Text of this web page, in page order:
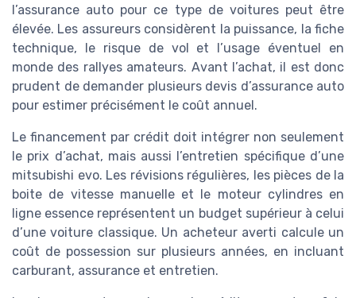
l’assurance auto pour ce type de voitures peut être
élevée. Les assureurs considèrent la puissance, la fiche
technique, le risque de vol et l’usage éventuel en
monde des rallyes amateurs. Avant l’achat, il est donc
prudent de demander plusieurs devis d’assurance auto
pour estimer précisément le coût annuel.
Le financement par crédit doit intégrer non seulement
le prix d’achat, mais aussi l’entretien spécifique d’une
mitsubishi evo. Les révisions régulières, les pièces de la
boite de vitesse manuelle et le moteur cylindres en
ligne essence représentent un budget supérieur à celui
d’une voiture classique. Un acheteur averti calcule un
coût de possession sur plusieurs années, en incluant
carburant, assurance et entretien.